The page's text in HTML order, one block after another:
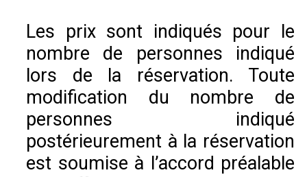
Les prix sont indiqués pour le
nombre de personnes indiqué
lors de la réservation. Toute
modification du nombre de
personnes indiqué
postérieurement à la réservation
est soumise à l’accord préalable